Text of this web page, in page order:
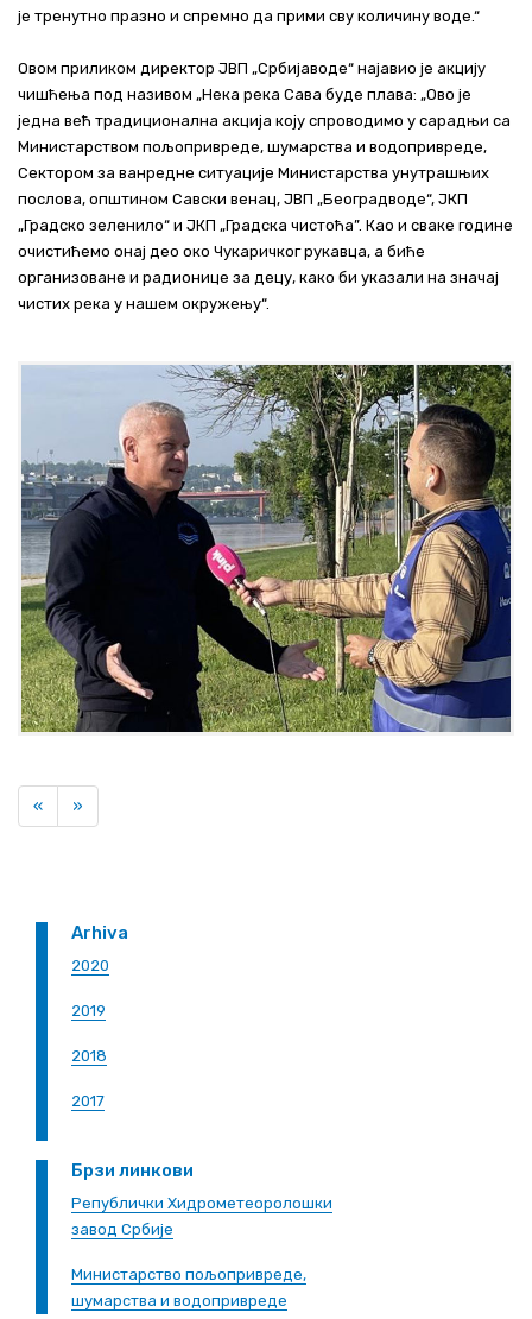
је тренутно празно и спремно да прими сву количину воде.“
Овом приликом директор ЈВП „Србијаводе“ најавио је акцију
чишћења под називом „Нека река Сава буде плава: „Ово је
једна већ традиционална акција коју спроводимо у сарадњи са
Министарством пољопривреде, шумарства и водопривреде,
Сектором за ванредне ситуације Министарства унутрашњих
послова, општином Савски венац, ЈВП „Београдводе“, ЈКП
„Градско зеленило“ и ЈКП „Градска чистоћа”. Као и сваке године
очистићемо онај део око Чукаричког рукавца, а биће
организоване и радионице за децу, како би указали на значај
чистих река у нашем окружењу“.
«Previous
»
Arhiva
2020
2019
2018
2017
Брзи линкови
Републички Хидрометеоролошки
завод Србије
Министарство пољопривреде,
шумарства и водопривреде